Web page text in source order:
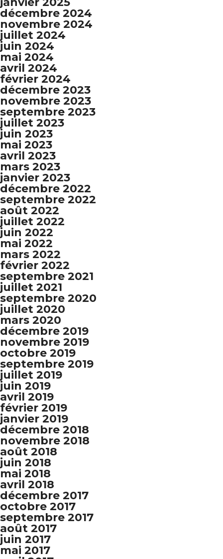
décembre 2024
novembre 2024
juillet 2024
juin 2024
mai 2024
avril 2024
février 2024
décembre 2023
novembre 2023
septembre 2023
juillet 2023
juin 2023
mai 2023
avril 2023
mars 2023
janvier 2023
décembre 2022
septembre 2022
août 2022
juillet 2022
juin 2022
mai 2022
mars 2022
février 2022
septembre 2021
juillet 2021
septembre 2020
juillet 2020
mars 2020
décembre 2019
novembre 2019
octobre 2019
septembre 2019
juillet 2019
juin 2019
avril 2019
février 2019
janvier 2019
décembre 2018
novembre 2018
août 2018
juin 2018
mai 2018
avril 2018
décembre 2017
octobre 2017
septembre 2017
août 2017
juin 2017
mai 2017